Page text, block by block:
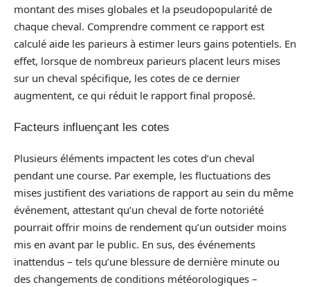
montant des mises globales et la pseudopopularité de
chaque cheval. Comprendre comment ce rapport est
calculé aide les parieurs à estimer leurs gains potentiels. En
effet, lorsque de nombreux parieurs placent leurs mises
sur un cheval spécifique, les cotes de ce dernier
augmentent, ce qui réduit le rapport final proposé.
Facteurs influençant les cotes
Plusieurs éléments impactent les cotes d’un cheval
pendant une course. Par exemple, les fluctuations des
mises justifient des variations de rapport au sein du même
événement, attestant qu’un cheval de forte notoriété
pourrait offrir moins de rendement qu’un outsider moins
mis en avant par le public. En sus, des événements
inattendus – tels qu’une blessure de dernière minute ou
des changements de conditions météorologiques –